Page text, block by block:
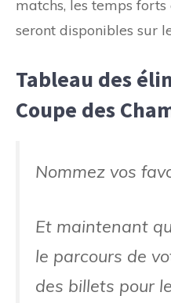
matchs, les temps
seront disponibles sur
Tableau des
Coupe des
Nommez vos
Et maintenant
le parcours de
des billets pour